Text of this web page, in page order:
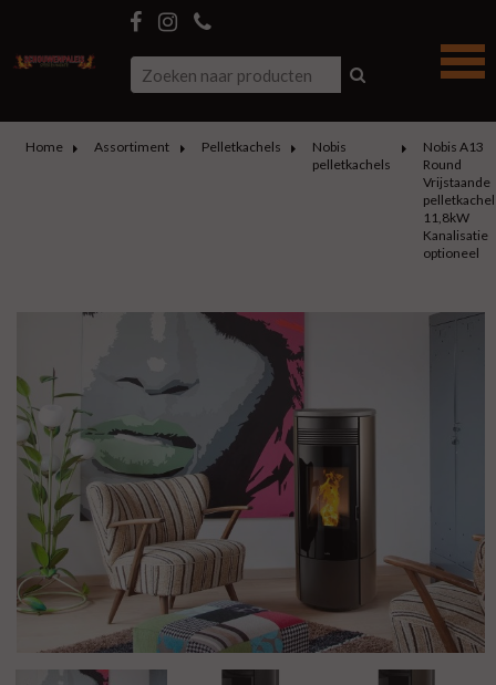
Home Assortiment Pelletkachels
Nobis
pelletkachels
Nobis A13
Round
Vrijstaande
pelletkachel
11,8kW
Kanalisatie
optioneel